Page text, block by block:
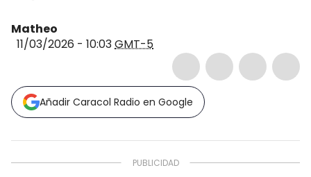
Matheo
11/03/2026 - 10:03GMT-5
Añadir Caracol Radio en Google